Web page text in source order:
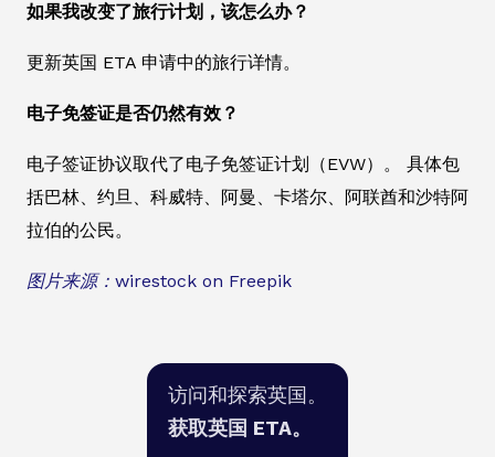
如果我改变了旅行计划，该怎么办？
更新英国 ETA 申请中的旅行详情。
电子免签证是否仍然有效？
电子签证协议取代了电子免签证计划（EVW）。 具体包
括巴林、约旦、科威特、阿曼、卡塔尔、阿联酋和沙特阿
拉伯的公民。
图片来源：wirestock on Freepik
访问和探索英国。
获取英国 ETA。